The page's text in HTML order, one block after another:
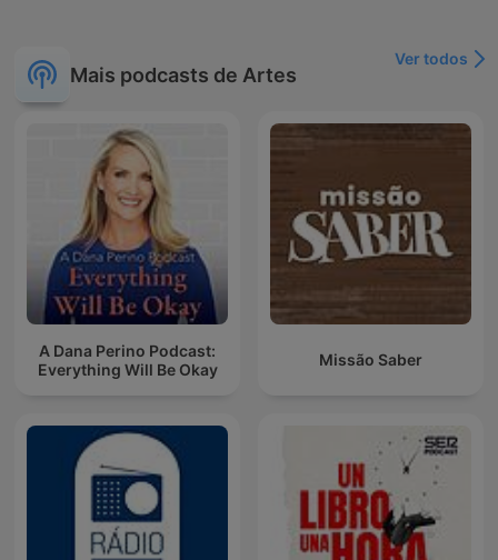
Mais podcasts de Artes
Ver todos
A Dana Perino Podcast:
Everything Will Be Okay
Missão Saber